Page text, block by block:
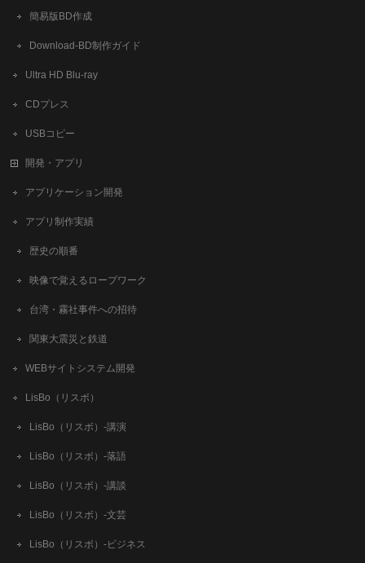
簡易版BD作成
​Download-BD制作ガイド
Ultra HD Blu-ray
CDプレス
USBコピー
開発・アプリ
アプリケーション開発
アプリ制作実績
歴史の順番
映像で覚えるロープワーク
台湾・霧社事件への招待
関東大震災と鉄道
WEBサイトシステム開発
LisBo（リスボ）
LisBo（リスボ）-講演
LisBo（リスボ）-落語
LisBo（リスボ）-講談
LisBo（リスボ）-文芸
LisBo（リスボ）-ビジネス